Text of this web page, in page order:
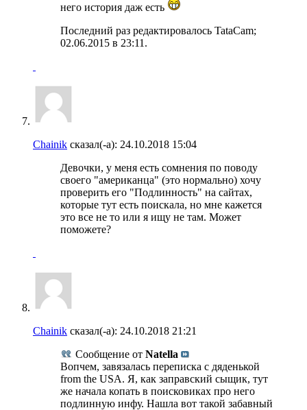
него история даж есть
Последний раз редактировалось TataCam;
02.06.2015 в 23:11 .
Chainik сказал(-а): 24.10.2018 15:04
Девочки, у меня есть сомнения по поводу
своего "американца" (это нормально) хочу
проверить его "Подлинность" на сайтах,
которые тут есть поискала, но мне кажется
это все не то или я ищу не там. Может
поможете?
Chainik сказал(-а): 24.10.2018 21:21
Сообщение от Natella
Вопчем, завязалась переписка с дяденькой
from the USA. Я, как заправский сыщик, тут
же начала копать в поисковиках про него
подлинную инфу. Нашла вот такой забавный